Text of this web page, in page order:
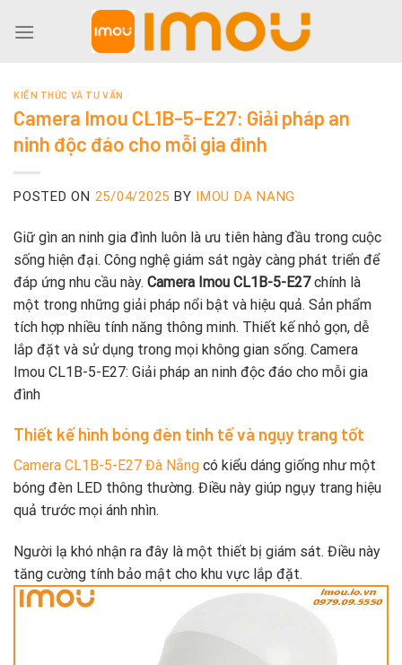
KIẾN THỨC VÀ TƯ VẤN
Camera Imou CL1B-5-E27: Giải pháp an
ninh độc đáo cho mỗi gia đình
POSTED ON 25/04/2025 BY IMOU DA NANG
Giữ gìn an ninh gia đình luôn là ưu tiên hàng đầu trong cuộc
sống hiện đại. Công nghệ giám sát ngày càng phát triển để
đáp ứng nhu cầu này. Camera Imou CL1B-5-E27chính là
một trong những giải pháp nổi bật và hiệu quả. Sản phẩm
tích hợp nhiều tính năng thông minh. Thiết kế nhỏ gọn, dễ
lắp đặt và sử dụng trong mọi không gian sống. Camera
Imou CL1B-5-E27: Giải pháp an ninh độc đáo cho mỗi gia
đình
Thiết kế hình bóng đèn tinh tế và ngụy trang tốt
Camera CL1B-5-E27 Đà Nẵng có kiểu dáng giống như một
bóng đèn LED thông thường. Điều này giúp ngụy trang hiệu
quả trước mọi ánh nhìn.
Người lạ khó nhận ra đây là một thiết bị giám sát. Điều này
tăng cường tính bảo mật cho khu vực lắp đặt.